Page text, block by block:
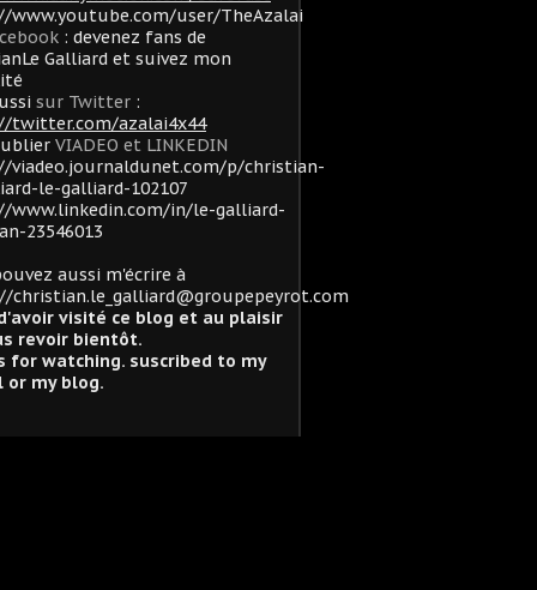
www.youtube.com/user/TheAzalai
: devenez fans de
Galliard et suivez mon
sur Twitter :
twitter.com/azalai4x44
VIADEO et LINKEDIN
viadeo.journaldunet.com/p/christian-
le-galliard-102107
www.linkedin.com/in/le-galliard-
23546013
aussi m'écrire à
christian.le_galliard@groupepeyrot.com
visité ce blog et au plaisir
revoir bientôt.
for watching. suscribed to my
or my blog.